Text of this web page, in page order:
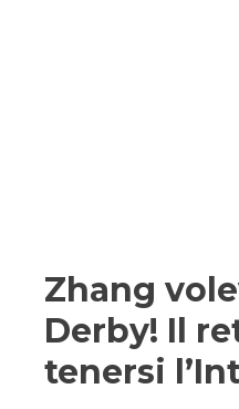
Zhang
Derby! Il
tenersi